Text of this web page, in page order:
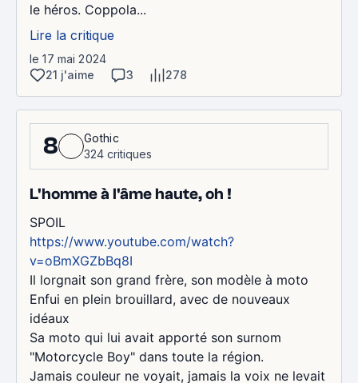
le héros. Coppola...
Lire la critique
le 17 mai 2024
21 j'aime
3 278
8
Gothic
324 critiques
L'homme à l'âme haute, oh !
SPOIL
https://www.youtube.com/watch?
v=oBmXGZbBq8I
Il lorgnait son grand frère, son modèle à moto
Enfui en plein brouillard, avec de nouveaux
idéaux
Sa moto qui lui avait apporté son surnom
"Motorcycle Boy" dans toute la région.
Jamais couleur ne voyait, jamais la voix ne levait